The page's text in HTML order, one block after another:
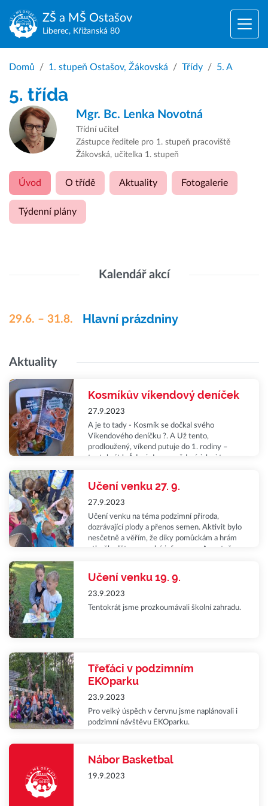
ZŠ a MŠ Ostašov
Liberec, Křižanská 80
Domů 1. stupeň Ostašov, Žákovská Třídy 5. A
5. třída
Mgr. Bc. Lenka Novotná
Třídní učitel
Zástupce ředitele pro 1. stupeň pracoviště
Žákovská, učitelka 1. stupeň
Úvod O třídě Aktuality Fotogalerie
Týdenní plány
Kalendář akcí
29.6. – 31.8. Hlavní prázdniny
Aktuality
Kosmíkův víkendový deníček
27.9.2023
A je to tady - Kosmík se dočkal svého
Víkendového deníčku ?. A Už tento,
prodloužený, víkend putuje do 1. rodiny –
tentokrát k Ádovi. Jsme zvědaví, jak si to
Učení venku 27. 9.
27.9.2023
Učení venku na téma podzimní příroda,
dozrávající plody a přenos semen. Aktivit bylo
nesčetně a věřím, že díky pomůckám a hrám
utkvěly dětem mnohé informace. A protože
důkladně, spolu s mravenci, procvičili
násobilku 6.
Učení venku 19. 9.
23.9.2023
Tentokrát jsme prozkoumávali školní zahradu.
Třeťáci v podzimním
EKOparku
23.9.2023
Pro velký úspěch v červnu jsme naplánovali i
podzimní návštěvu EKOparku.
Nábor Basketbal
19.9.2023